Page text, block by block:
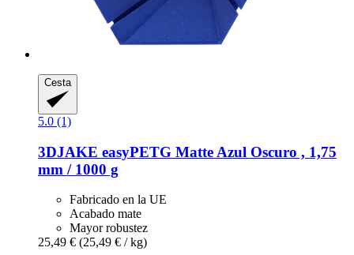
Cesta
5.0 (1)
3DJAKE easyPETG Matte Azul Oscuro , 1,75
mm / 1000 g
Fabricado en la UE
Acabado mate
Mayor robustez
25,49 € (25,49 € / kg)